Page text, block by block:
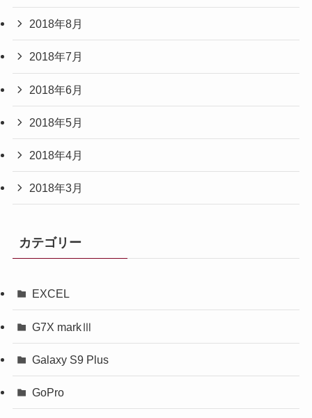
2018年8月
2018年7月
2018年6月
2018年5月
2018年4月
2018年3月
カテゴリー
EXCEL
G7X markⅢ
Galaxy S9 Plus
GoPro